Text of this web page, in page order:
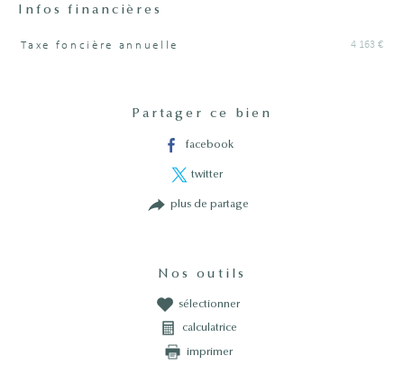
Infos financières
Caractéristiques Valeurs
Taxe foncière annuelle 4 163 €
Partager ce bien
facebook
twitter
plus de partage
Nos outils
sélectionner
calculatrice
imprimer